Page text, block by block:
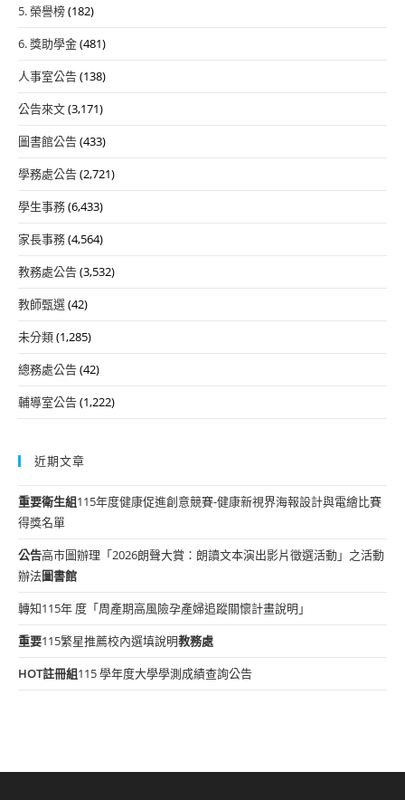
5. 榮譽榜(182)
6. 獎助學金(481)
人事室公告(138)
公告來文(3,171)
圖書館公告(433)
學務處公告(2,721)
學生事務(6,433)
家長事務(4,564)
教務處公告(3,532)
教師甄選(42)
未分類(1,285)
總務處公告(42)
輔導室公告(1,222)
近期文章
重要衛生組115年度健康促進創意競賽-健康新視界海報設計與電繪比賽
得獎名單
公告高市圖辦理「2026朗聲大賞：朗讀文本演出影片徵選活動」之活動
辦法圖書館
轉知115年 度「周產期高風險孕產婦追蹤關懷計畫說明」
重要115繁星推薦校內選填說明教務處
HOT註冊組115 學年度大學學測成績查詢公告